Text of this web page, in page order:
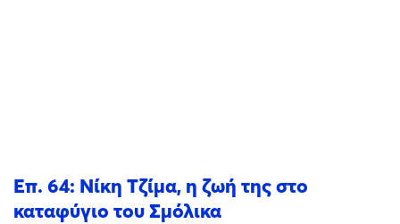
Επ. 64: Νίκη Τζίμα, η ζωή της στο
καταφύγιο του Σμόλικα